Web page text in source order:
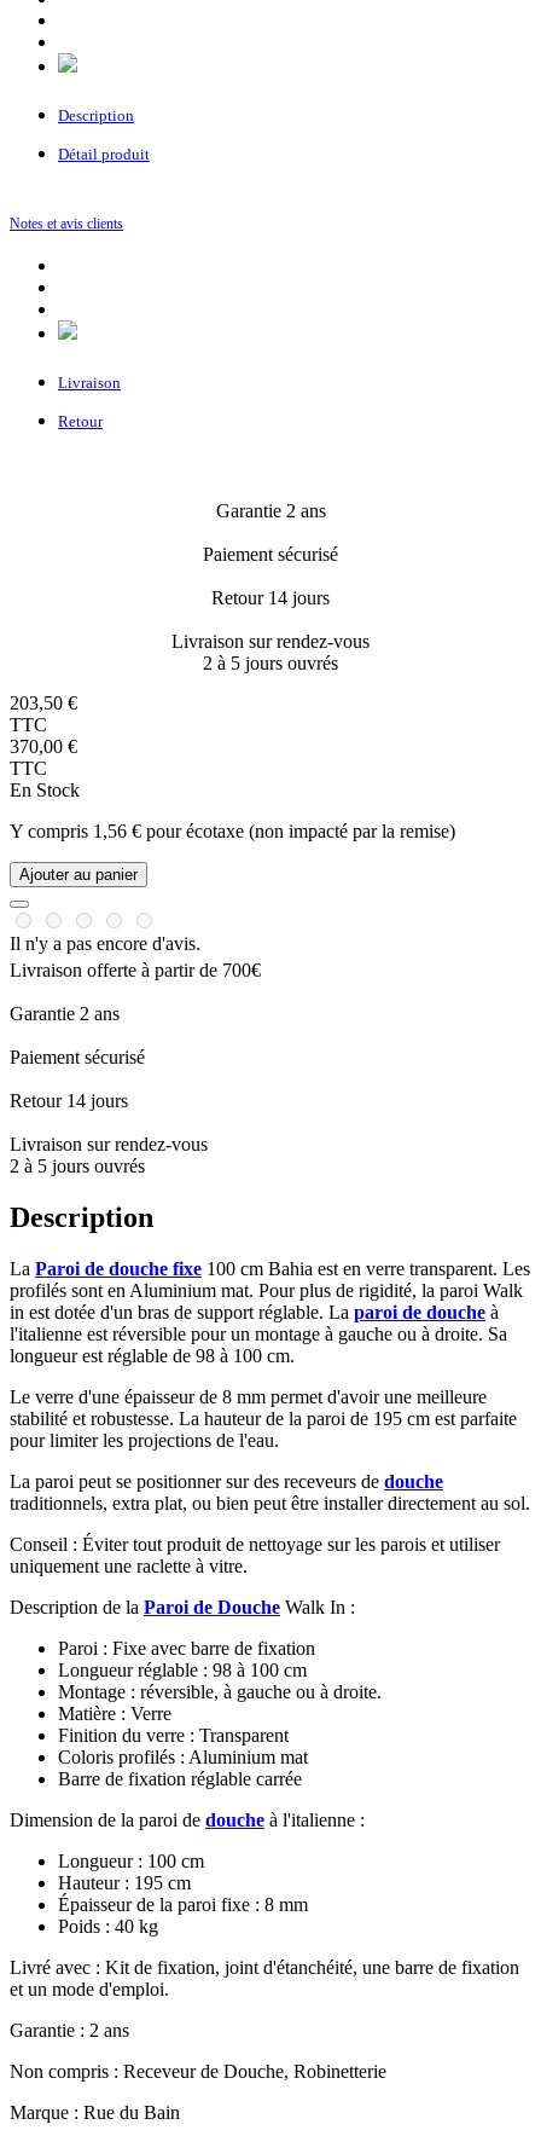
Description
Détail produit
Notes et avis clients
Livraison
Retour
Garantie 2 ans
Paiement sécurisé
Retour 14 jours
Livraison sur rendez-vous
2 à 5 jours ouvrés
203,50 €
TTC
370,00 €
TTC
En Stock
Y compris 1,56 € pour écotaxe (non impacté par la remise)
Ajouter au panier
Il n'y a pas encore d'avis.
Livraison offerte à partir de 700€
Garantie 2 ans
Paiement sécurisé
Retour 14 jours
Livraison sur rendez-vous
2 à 5 jours ouvrés
Description
La Paroi de douche fixe 100 cm Bahia est en verre transparent. Les
profilés sont en Aluminium mat. Pour plus de rigidité, la paroi Walk
in est dotée d'un bras de support réglable. La paroi de douche à
l'italienne est réversible pour un montage à gauche ou à droite. Sa
longueur est réglable de 98 à 100 cm.
Le verre d'une épaisseur de 8 mm permet d'avoir une meilleure
stabilité et robustesse. La hauteur de la paroi de 195 cm est parfaite
pour limiter les projections de l'eau.
La paroi peut se positionner sur des receveurs de douche
traditionnels, extra plat, ou bien peut être installer directement au sol.
Conseil : Éviter tout produit de nettoyage sur les parois et utiliser
uniquement une raclette à vitre.
Description de la Paroi de Douche Walk In :
Paroi : Fixe avec barre de fixation
Longueur réglable : 98 à 100 cm
Montage : réversible, à gauche ou à droite.
Matière : Verre
Finition du verre : Transparent
Coloris profilés : Aluminium mat
Barre de fixation réglable carrée
Dimension de la paroi de douche à l'italienne :
Longueur : 100 cm
Hauteur : 195 cm
Épaisseur de la paroi fixe : 8 mm
Poids : 40 kg
Livré avec : Kit de fixation, joint d'étanchéité, une barre de fixation
et un mode d'emploi.
Garantie : 2 ans
Non compris : Receveur de Douche, Robinetterie
Marque : Rue du Bain